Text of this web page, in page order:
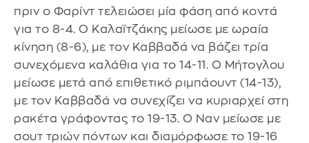
πριν ο Φαρίντ τελειώσει μία φάση από κοντά
για το 8-4. Ο Καλαϊτζάκης μείωσε με ωραία
κίνηση (8-6), με τον Καββαδά να βάζει τρία
συνεχόμενα καλάθια για το 14-11. Ο Μήτογλου
μείωσε μετά από επιθετικό ριμπάουντ (14-13),
με τον Καββαδά να συνεχίζει να κυριαρχεί στη
ρακέτα γράφοντας το 19-13. Ο Ναν μείωσε με
σουτ τριών πόντων και διαμόρφωσε το 19-16